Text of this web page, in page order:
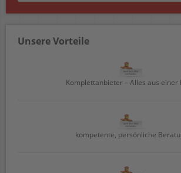
Unsere Vorteile
Komplettanbieter – Alles aus einer
kompetente, persönliche